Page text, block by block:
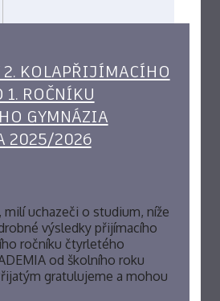
2. KOLAPŘIJÍMACÍHO
1. ROČNÍKU
GYMNÁZIA
2025/2026
milí uchazeči o studium, níže
výsledky přijímacího
ročníku čtyrletého
od školního roku
gratulujeme a mohou